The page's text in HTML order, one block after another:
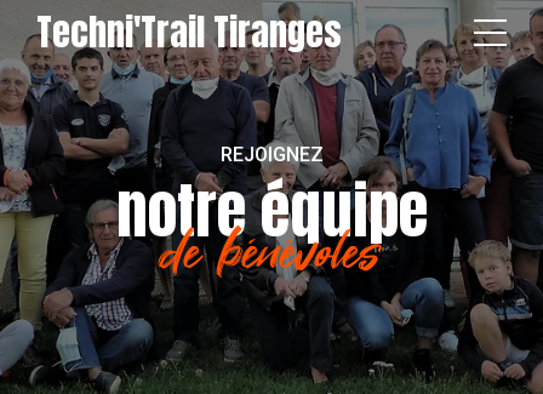
Techni'Trail Tiranges
REJOIGNEZ
notre équipe
de bénévoles